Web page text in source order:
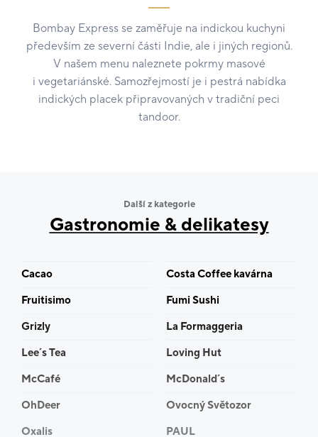
Bombay Express se zaměřuje na indickou kuchyni
především ze severní části Indie, ale i jiných regionů.
V našem menu naleznete pokrmy masové
i vegetariánské. Samozřejmostí je i pestrá nabídka
indických placek připravovaných v tradiční peci
tandoor.
Další z kategorie
Gastronomie & delikatesy
Cacao
Costa Coffee kavárna
Fruitisimo
Fumi Sushi
Grizly
La Formaggeria
Lee´s Tea
Loving Hut
McCafé
McDonald´s
OhDeer
Ovocný Světozor
Oxalis
PAUL